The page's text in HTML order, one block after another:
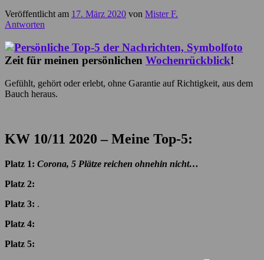
Veröffentlicht am 17. März 2020 von Mister F.
Antworten
Zeit für meinen persönlichen Wochenrückblick!
Gefühlt, gehört oder erlebt, ohne Garantie auf Richtigkeit, aus dem
Bauch heraus.
KW 10/11 2020 – Meine Top-5:
Platz 1: Corona, 5 Plätze reichen ohnehin nicht…
Platz 2:
Platz 3: .
Platz 4:
Platz 5: